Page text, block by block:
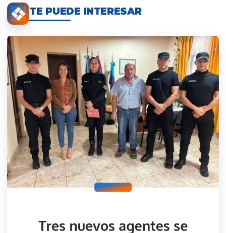
TE PUEDE INTERESAR